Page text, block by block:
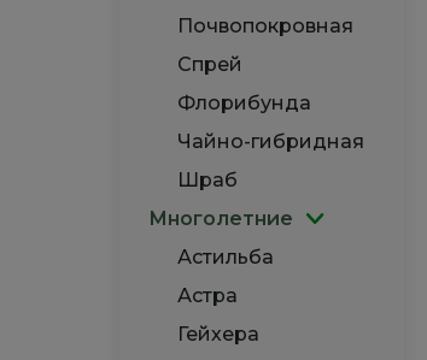
Почвопокровная
Спрей
Флорибунда
Чайно-гибридная
Шраб
Многолетние
Астильба
Астра
Гейхера